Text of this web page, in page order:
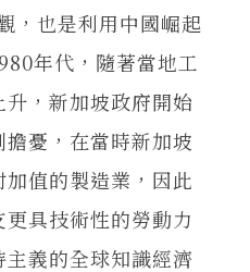
，也是利用中國崛起
年代，隨著當地工
，新加坡政府開始
憂，在當時新加坡
值的製造業，因此
具技術性的勞動力
義的全球知識經濟